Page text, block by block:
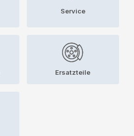
Service
Ersatzteile